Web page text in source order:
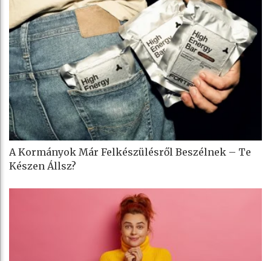
A Kormányok Már Felkészülésről Beszélnek – Te
Készen Állsz?